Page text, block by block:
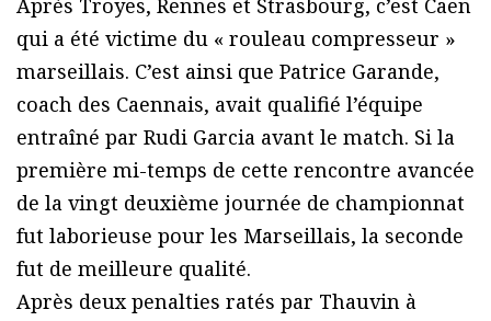
Après Troyes, Rennes et Strasbourg, c’est Caen
qui a été victime du « rouleau compresseur »
marseillais. C’est ainsi que Patrice Garande,
coach des Caennais, avait qualifié l’équipe
entraîné par Rudi Garcia avant le match. Si la
première mi-temps de cette rencontre avancée
de la vingt deuxième journée de championnat
fut laborieuse pour les Marseillais, la seconde
fut de meilleure qualité.
Après deux penalties ratés par Thauvin à